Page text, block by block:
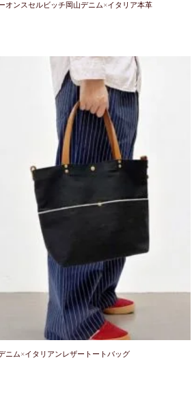
オンスセルビッチ岡山デニム×イタリア本革
ニム×イタリアンレザートートバッグ